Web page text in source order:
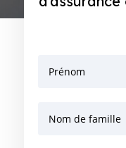
Prénom
Nom de famille